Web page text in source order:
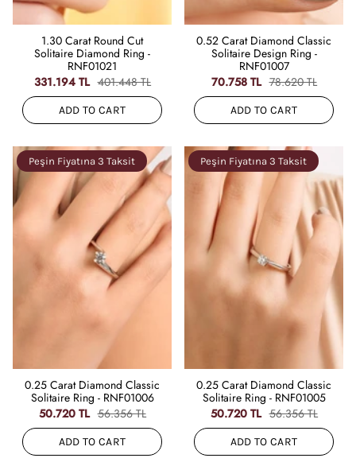
1.30 Carat Round Cut
Solitaire Diamond Ring -
RNF01021
331.194 TL 401.448 TL
ADD TO CART
0.52 Carat Diamond Classic
Solitaire Design Ring -
RNF01007
70.758 TL 78.620 TL
ADD TO CART
Peşin Fiyatına 3 Taksit
0.25 Carat Diamond Classic
Solitaire Ring - RNF01006
50.720 TL 56.356 TL
ADD TO CART
Peşin Fiyatına 3 Taksit
0.25 Carat Diamond Classic
Solitaire Ring - RNF01005
50.720 TL 56.356 TL
ADD TO CART